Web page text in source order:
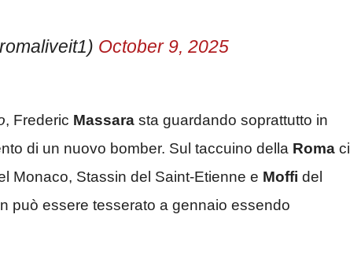
October 9, 2025
, Frederic Massara
sta guardando soprattutto in
di un nuovo bomber. Sul taccuino della Roma
ci
Monaco, Stassin del Saint-Etienne e Moffi del
può essere tesserato a gennaio essendo